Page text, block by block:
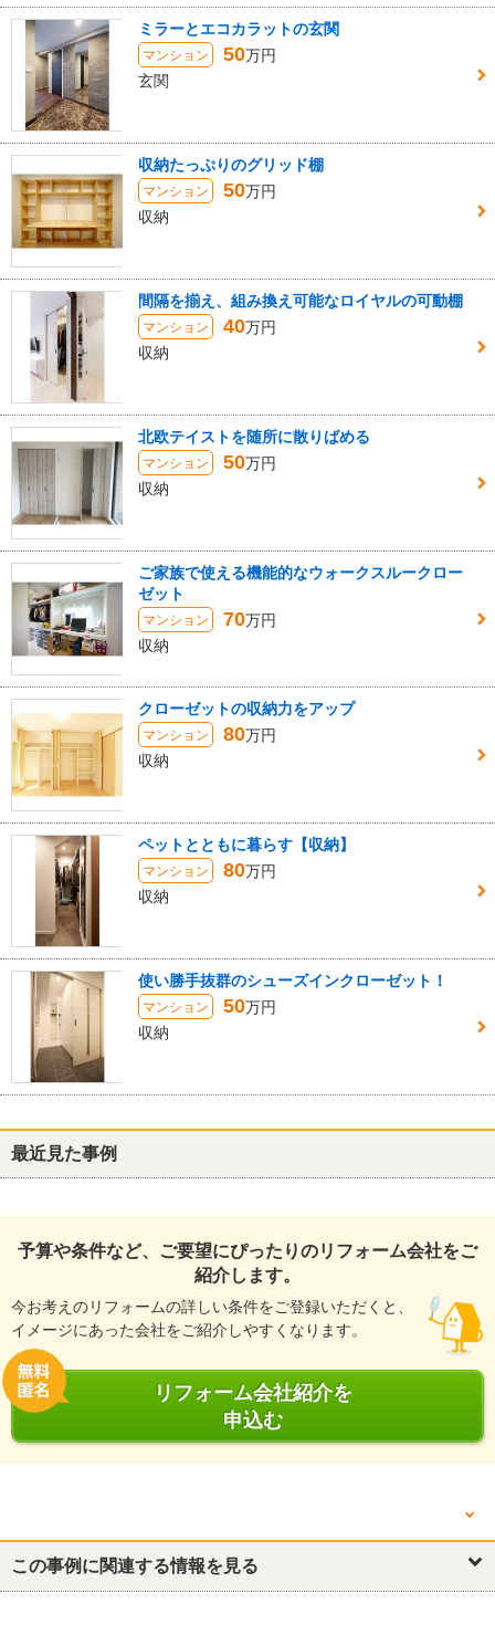
ミラーとエコカラットの玄関
マンション 50万円
玄関
収納たっぷりのグリッド棚
マンション 50万円
収納
間隔を揃え、組み換え可能なロイヤルの可動棚
マンション 40万円
収納
北欧テイストを随所に散りばめる
マンション 50万円
収納
ご家族で使える機能的なウォークスルークロー
ゼット
マンション 70万円
収納
クローゼットの収納力をアップ
マンション 80万円
収納
ペットとともに暮らす【収納】
マンション 80万円
収納
使い勝手抜群のシューズインクローゼット！
マンション 50万円
収納
最近見た事例
予算や条件など、ご要望にぴったりのリフォーム会社をご
紹介します。
今お考えのリフォームの詳しい条件をご登録いただくと、
イメージにあった会社をご紹介しやすくなります。
リフォーム会社紹介を
申込む
他の箇所を見る
キッチン・台所 トイレ リビング 玄関 収納
この事例に関連する情報を見る